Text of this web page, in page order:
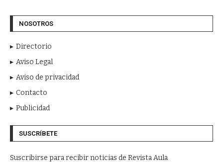
NOSOTROS
Directorio
Aviso Legal
Aviso de privacidad
Contacto
Publicidad
SUSCRÍBETE
Suscribirse para recibir noticias de Revista Aula